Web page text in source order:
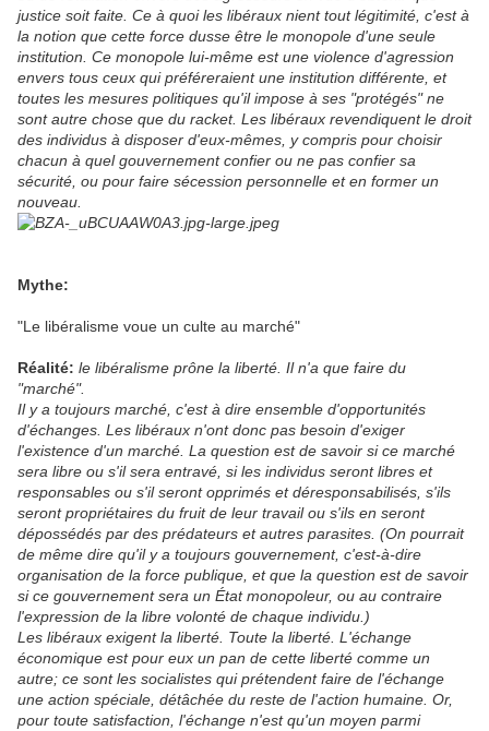
justice soit faite. Ce à quoi les libéraux nient tout légitimité, c'est à
la notion que cette force dusse être le monopole d'une seule
institution. Ce monopole lui-même est une violence d'agression
envers tous ceux qui préféreraient une institution différente, et
toutes les mesures politiques qu'il impose à ses "protégés" ne
sont autre chose que du racket. Les libéraux revendiquent le droit
des individus à disposer d'eux-mêmes, y compris pour choisir
chacun à quel gouvernement confier ou ne pas confier sa
sécurité, ou pour faire sécession personnelle et en former un
nouveau.
Mythe:
"Le libéralisme voue un culte au marché"
Réalité: le libéralisme prône la liberté. Il n'a que faire du
"marché".
Il y a toujours marché, c'est à dire ensemble d'opportunités
d'échanges. Les libéraux n'ont donc pas besoin d'exiger
l'existence d'un marché. La question est de savoir si ce marché
sera libre ou s'il sera entravé, si les individus seront libres et
responsables ou s'il seront opprimés et déresponsabilisés, s'ils
seront propriétaires du fruit de leur travail ou s'ils en seront
dépossédés par des prédateurs et autres parasites. (On pourrait
de même dire qu'il y a toujours gouvernement, c'est-à-dire
organisation de la force publique, et que la question est de savoir
si ce gouvernement sera un État monopoleur, ou au contraire
l'expression de la libre volonté de chaque individu.)
Les libéraux exigent la liberté. Toute la liberté. L'échange
économique est pour eux un pan de cette liberté comme un
autre; ce sont les socialistes qui prétendent faire de l'échange
une action spéciale, détâchée du reste de l'action humaine. Or,
pour toute satisfaction, l'échange n'est qu'un moyen parmi